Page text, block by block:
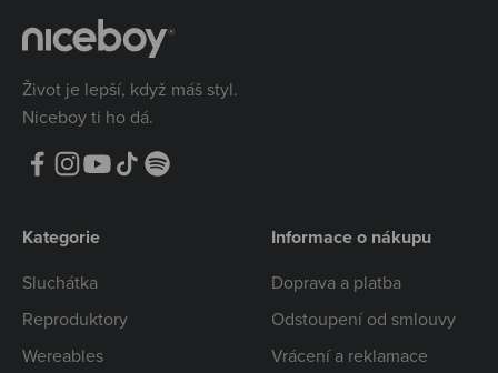
Život je lepší, když máš styl.
Niceboy ti ho dá.
Kategorie
Sluchátka
Reproduktory
Wereables
Informace o nákupu
Doprava a platba
Odstoupení od smlouvy
Vrácení a reklamace